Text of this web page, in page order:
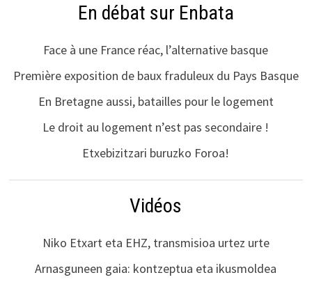
En débat sur Enbata
Face à une France réac, l’alternative basque
Première exposition de baux fraduleux du Pays Basque
En Bretagne aussi, batailles pour le logement
Le droit au logement n’est pas secondaire !
Etxebizitzari buruzko Foroa!
Vidéos
Niko Etxart eta EHZ, transmisioa urtez urte
Arnasguneen gaia: kontzeptua eta ikusmoldea